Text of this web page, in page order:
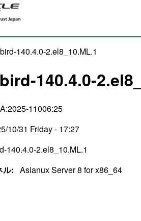
140.4.0-2.el8_10.ML.1
140.4.0-
11006:25
10/31 Friday - 17:27
140.4.0-2.el8_10.ML.1
ル: Asianux Server 8 for x86_64